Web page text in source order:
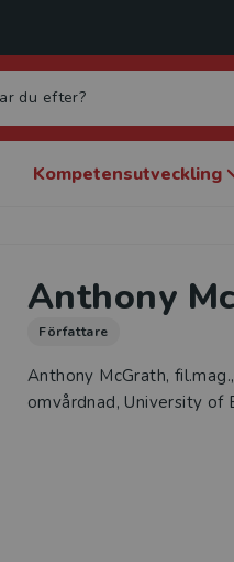
Kompetensutveckling
Anthony
Författare
Anthony McGrath,
omvårdnad, University of